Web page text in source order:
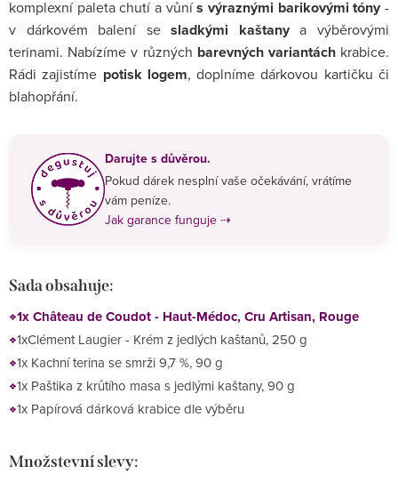
komplexní paleta chutí a vůnís výraznými barikovými tóny -
v dárkovém balení sesladkými kaštanya výběrovými
terinami. Nabízíme v různých barevných variantáchkrabice.
Rádi zajistíme potisk logem, doplníme dárkovou kartičku či
blahopřání.
Darujte s důvěrou.
Pokud dárek nesplní vaše očekávání, vrátíme
vám peníze.
Jak garance funguje ⇢
Sada obsahuje:
1x Château de Coudot - Haut-Médoc, Cru Artisan, Rouge
1xClément Laugier - Krém z jedlých kaštanů, 250 g
1x Kachní terina se smrži 9,7 %, 90 g
1x Paštika z krůtího masa s jedlými kaštany, 90 g
1x Papírová dárková krabice dle výběru
Množstevní slevy: